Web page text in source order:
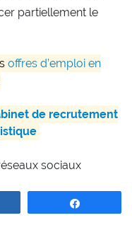
partiellement le
offres d’emploi en
de recrutement
sociaux